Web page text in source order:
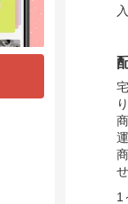
せ
1